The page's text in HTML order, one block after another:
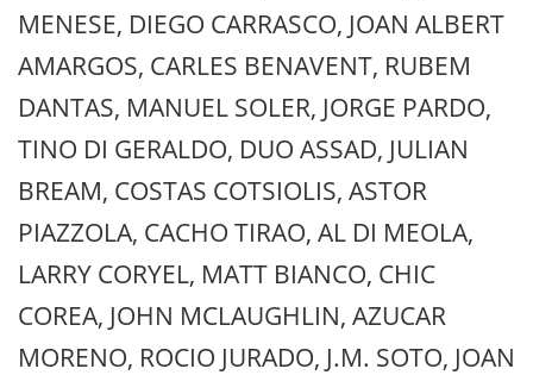
MENESE, DIEGO CARRASCO, JOAN ALBERT
AMARGOS, CARLES BENAVENT, RUBEM
DANTAS, MANUEL SOLER, JORGE PARDO,
TINO DI GERALDO, DUO ASSAD, JULIAN
BREAM, COSTAS COTSIOLIS, ASTOR
PIAZZOLA, CACHO TIRAO, AL DI MEOLA,
LARRY CORYEL, MATT BIANCO, CHIC
COREA, JOHN MCLAUGHLIN, AZUCAR
MORENO, ROCIO JURADO, J.M. SOTO, JOAN